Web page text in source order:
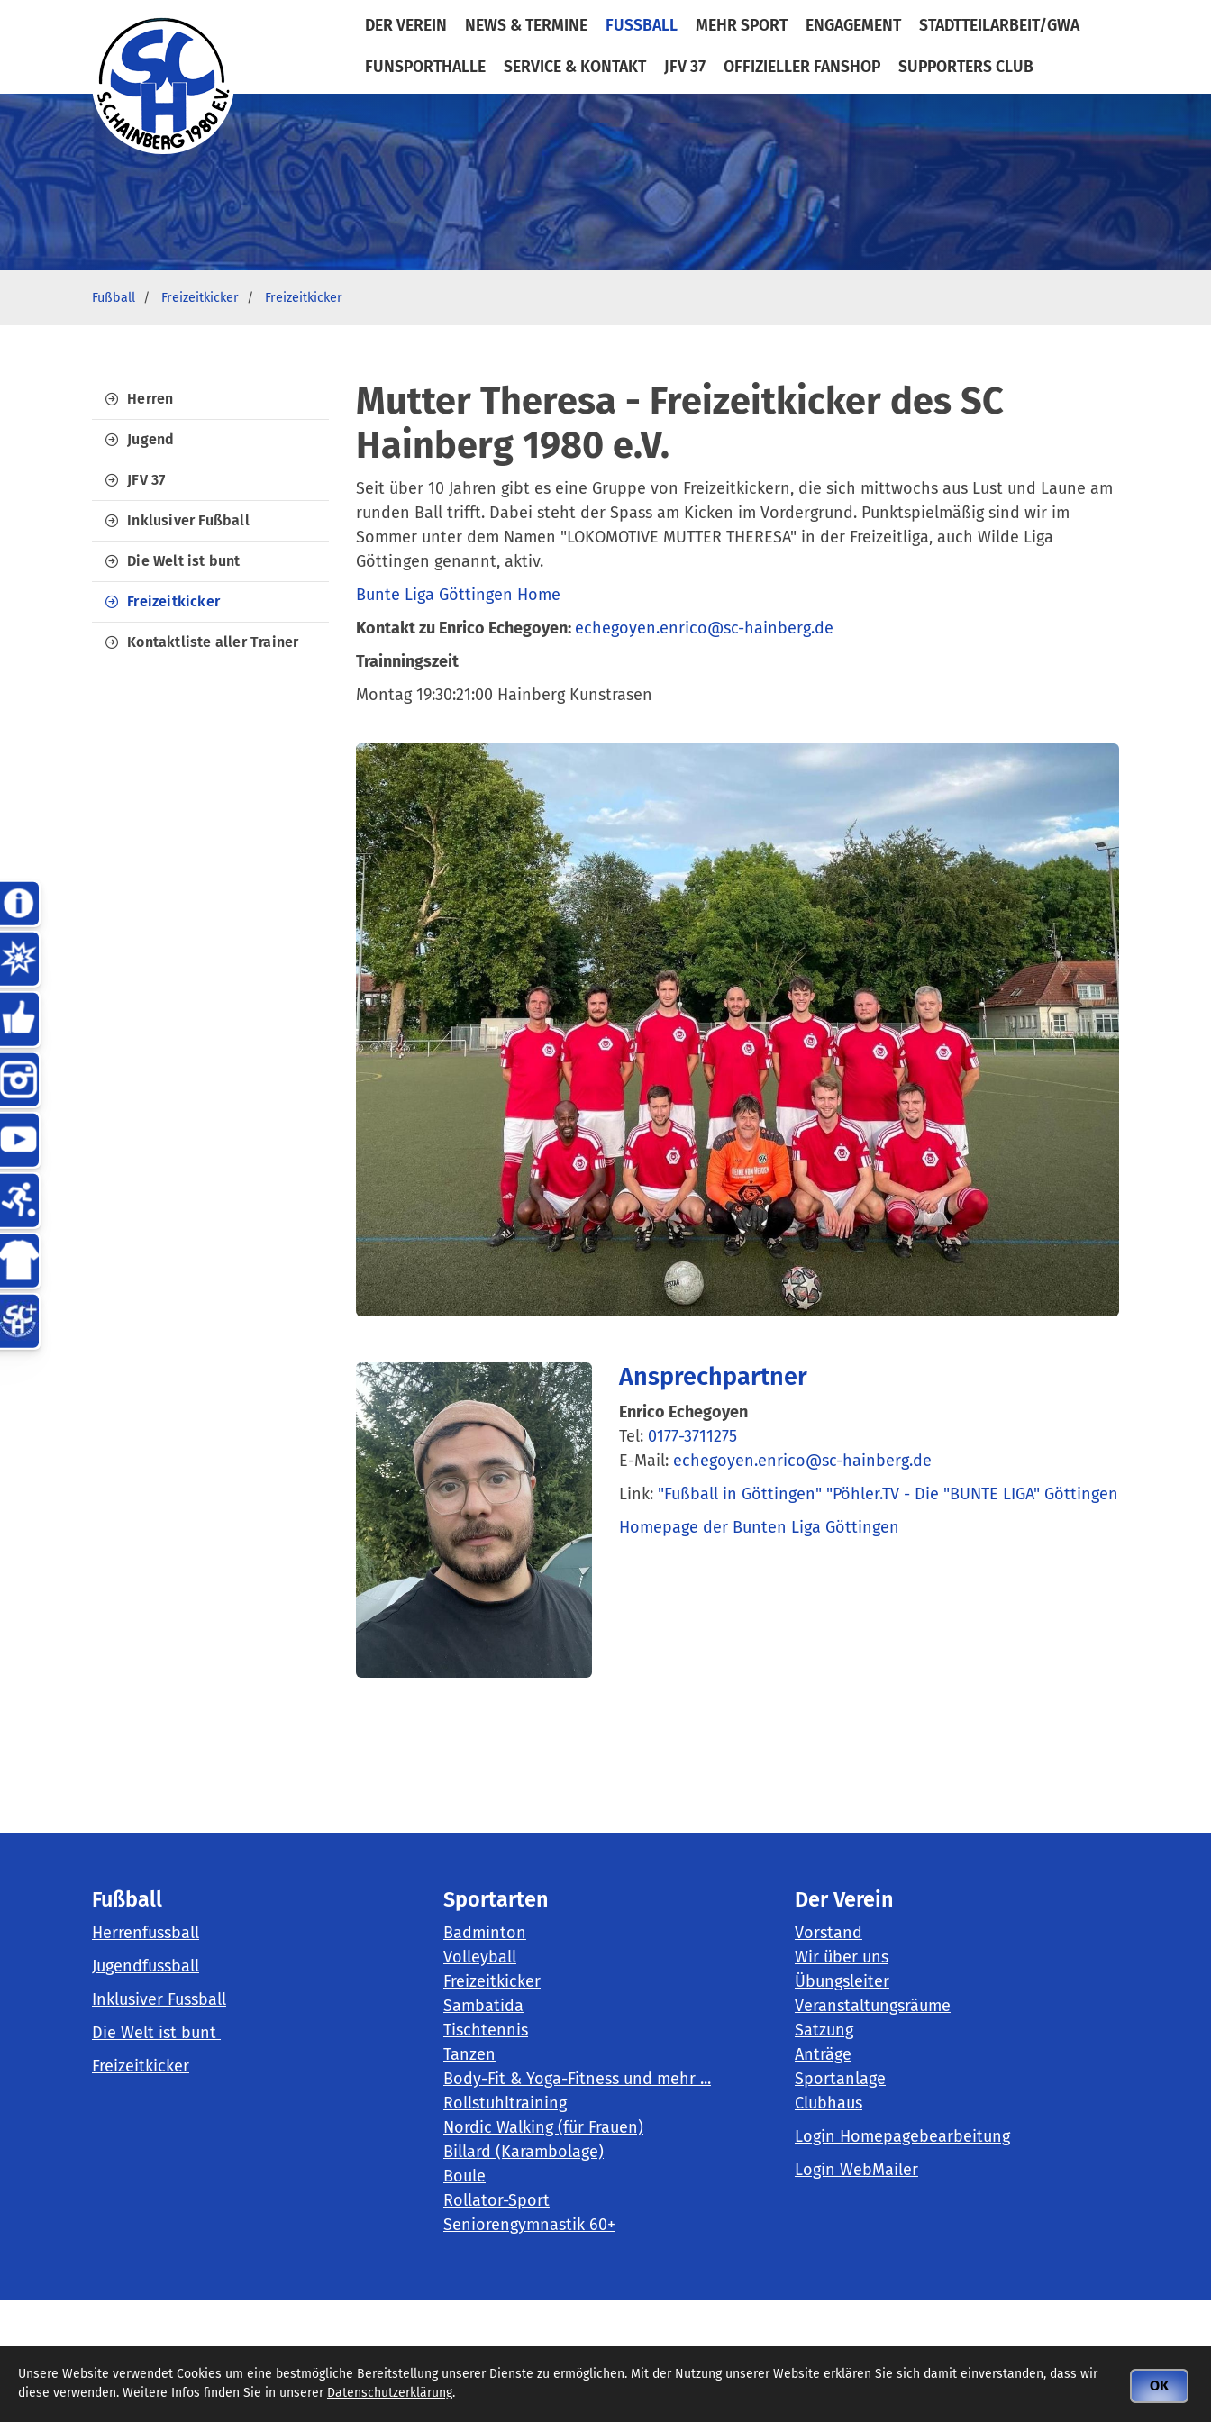
DER VEREIN NEWS & TERMINE FUSSBALL MEHR SPORT ENGAGEMENT STADTTEILARBEIT/GWA
FUNSPORTHALLE SERVICE & KONTAKT JFV 37 OFFIZIELLER FANSHOP SUPPORTERS CLUB
Fußball Freizeitkicker Freizeitkicker
Mutter Theresa - Freizeitkicker des SC
Hainberg 1980 e.V.
Seit über 10 Jahren gibt es eine Gruppe von Freizeitkickern, die sich mittwochs aus Lust und Laune am
runden Ball trifft. Dabei steht der Spass am Kicken im Vordergrund. Punktspielmäßig sind wir im
Sommer unter dem Namen "LOKOMOTIVE MUTTER THERESA" in der Freizeitliga, auch Wilde Liga
Göttingen genannt, aktiv.
Bunte Liga Göttingen Home
Kontakt zu Enrico Echegoyen: echegoyen.enrico@sc-hainberg.de
Trainningszeit
Montag 19:30:21:00 Hainberg Kunstrasen
Ansprechpartner
Enrico Echegoyen
Tel: 0177-3711275
E-Mail: echegoyen.enrico@sc-hainberg.de
Link: "Fußball in Göttingen" "Pöhler.TV - Die "BUNTE LIGA" Göttingen
Homepage der Bunten Liga Göttingen
Herren
Jugend
JFV 37
Inklusiver Fußball
Die Welt ist bunt
Freizeitkicker
Kontaktliste aller Trainer
Fußball
Herrenfussball
Jugendfussball
Inklusiver Fussball
Die Welt ist bunt
Freizeitkicker
Sportarten
Badminton
Volleyball
Freizeitkicker
Sambatida
Tischtennis
Tanzen
Body-Fit & Yoga-Fitness und mehr ...
Rollstuhltraining
Nordic Walking (für Frauen)
Billard (Karambolage)
Boule
Rollator-Sport
Seniorengymnastik 60+
Der Verein
Vorstand
Wir über uns
Übungsleiter
Veranstaltungsräume
Satzung
Anträge
Sportanlage
Clubhaus
Login Homepagebearbeitung
Login WebMailer
© 2026 SC Hainberg 1980 e.V. / Datenschutz
Impressum
OK
Unsere Website verwendet Cookies um eine bestmögliche Bereitstellung unserer Dienste zu ermöglichen. Mit der Nutzung unserer Website erklären Sie sich damit einverstanden, dass wir
diese verwenden. Weitere Infos finden Sie in unserer Datenschutzerklärung.